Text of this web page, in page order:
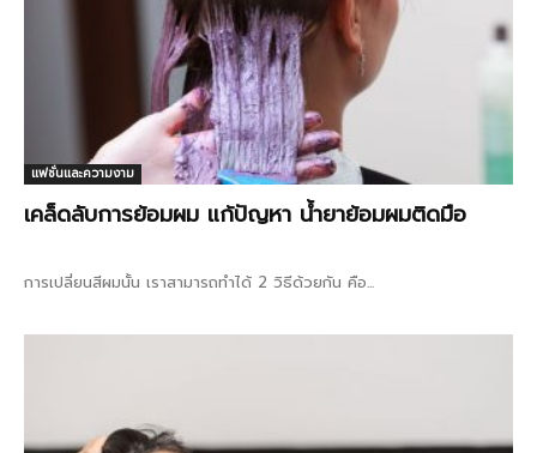
แฟชั่นและความงาม
เคล็ดลับการย้อมผม แก้ปัญหา น้ำยาย้อมผมติดมือ
การเปลี่ยนสีผมนั้น เราสามารถทำได้ 2 วิธีด้วยกัน คือ...